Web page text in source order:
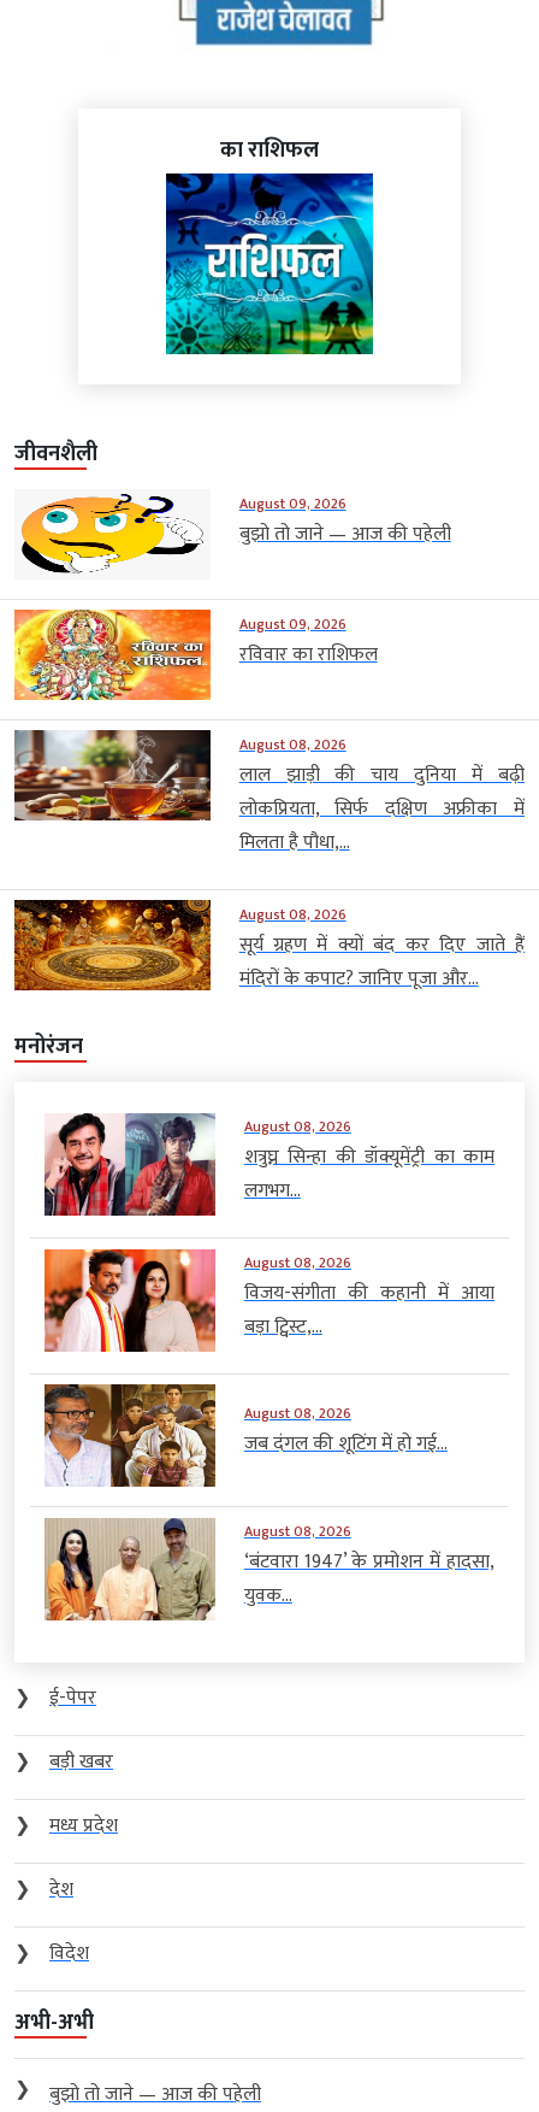
का राशिफल
जीवनशैली
August 09, 2026
बुझो तो जाने — आज की पहेली
August 09, 2026
रविवार का राशिफल
August 08, 2026
लाल झाड़ी की चाय दुनिया में बढ़ी
लोकप्रियता, सिर्फ दक्षिण अफ्रीका में
मिलता है पौधा,...
August 08, 2026
सूर्य ग्रहण में क्यों बंद कर दिए जाते हैं
मंदिरों के कपाट? जानिए पूजा और...
मनोरंजन
August 08, 2026
शत्रुघ्न सिन्हा की डॉक्यूमेंट्री का काम
लगभग...
August 08, 2026
विजय-संगीता की कहानी में आया
बड़ा ट्विस्ट,...
August 08, 2026
जब दंगल की शूटिंग में हो गई...
August 08, 2026
‘बंटवारा 1947’ के प्रमोशन में हादसा,
युवक...
❯
ई-पेपर
❯
बड़ी खबर
❯
मध्य प्रदेश
❯
देश
❯
विदेश
अभी-अभी
❯ बुझो तो जाने — आज की पहेली